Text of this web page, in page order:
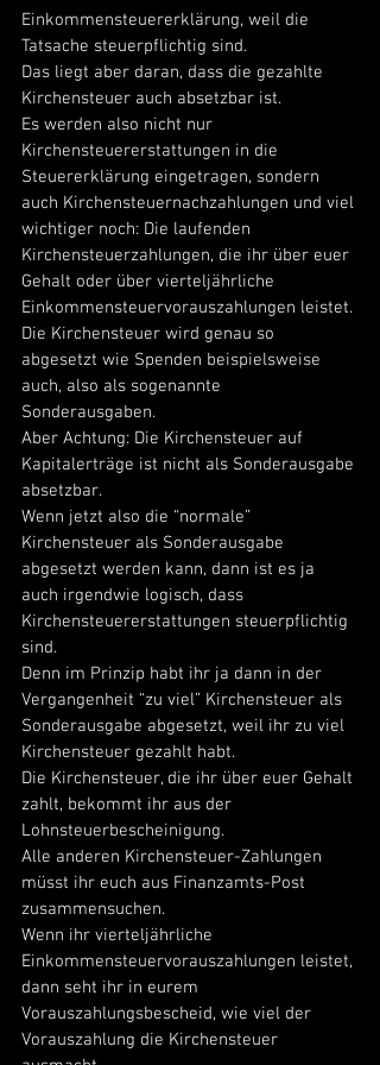
Einkommensteuererklärung, weil die
Tatsache steuerpflichtig sind.
Das liegt aber daran, dass die gezahlte
Kirchensteuer auch absetzbar ist.
Es werden also nicht nur
Kirchensteuererstattungen in die
Steuererklärung eingetragen, sondern
auch Kirchensteuernachzahlungen und viel
wichtiger noch: Die laufenden
Kirchensteuerzahlungen, die ihr über euer
Gehalt oder über vierteljährliche
Einkommensteuervorauszahlungen leistet.
Die Kirchensteuer wird genau so
abgesetzt wie Spenden beispielsweise
auch, also als sogenannte
Sonderausgaben.
Aber Achtung: Die Kirchensteuer auf
Kapitalerträge ist nicht als Sonderausgabe
absetzbar.
Wenn jetzt also die “normale”
Kirchensteuer als Sonderausgabe
abgesetzt werden kann, dann ist es ja
auch irgendwie logisch, dass
Kirchensteuererstattungen steuerpflichtig
sind.
Denn im Prinzip habt ihr ja dann in der
Vergangenheit “zu viel” Kirchensteuer als
Sonderausgabe abgesetzt, weil ihr zu viel
Kirchensteuer gezahlt habt.
Die Kirchensteuer, die ihr über euer Gehalt
zahlt, bekommt ihr aus der
Lohnsteuerbescheinigung.
Alle anderen Kirchensteuer-Zahlungen
müsst ihr euch aus Finanzamts-Post
zusammensuchen.
Wenn ihr vierteljährliche
Einkommensteuervorauszahlungen leistet,
dann seht ihr in eurem
Vorauszahlungsbescheid, wie viel der
Vorauszahlung die Kirchensteuer